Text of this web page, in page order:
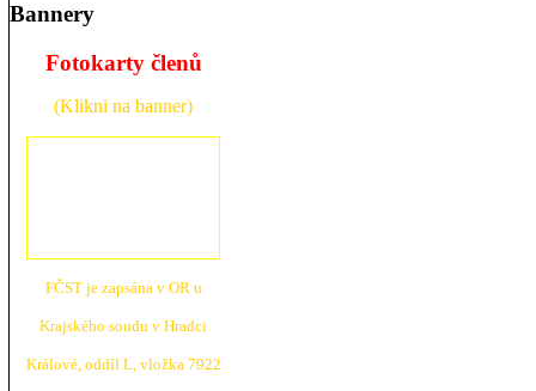
Bannery
Fotokarty členů
(Klikni na banner)
FČST je zapsána v OR u
Krajského soudu v Hradci
Králové, oddíl L, vložka 7922